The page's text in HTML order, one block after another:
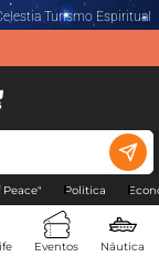
Turismo Espiritual
Politica
Eventos Náutica